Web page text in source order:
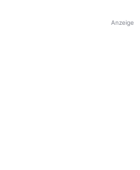
Anzeige